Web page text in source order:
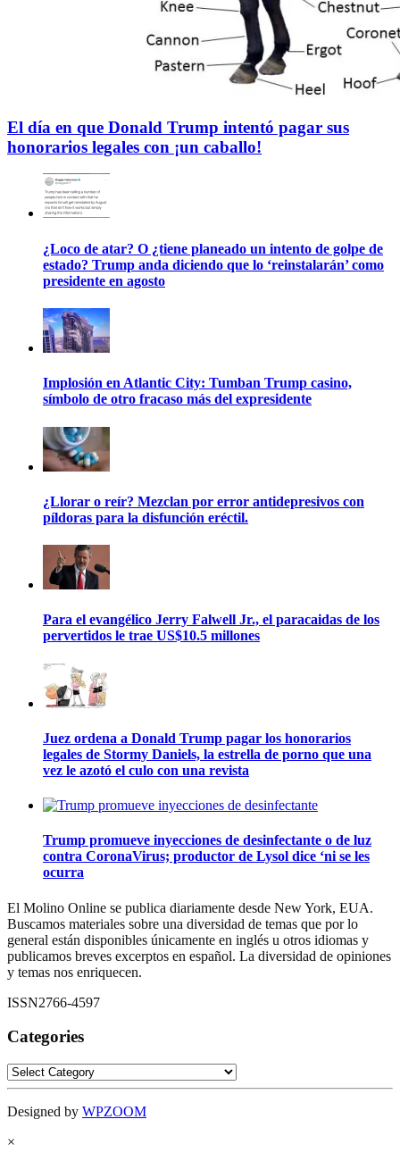
El día en que Donald Trump intentó pagar sus
honorarios legales con ¡un caballo!
¿Loco de atar? O ¿tiene planeado un intento de golpe de
estado? Trump anda diciendo que lo ‘reinstalarán’ como
presidente en agosto
Implosión en Atlantic City: Tumban Trump casino,
símbolo de otro fracaso más del expresidente
¿Llorar o reír? Mezclan por error antidepresivos con
píldoras para la disfunción eréctil.
Para el evangélico Jerry Falwell Jr., el paracaidas de los
pervertidos le trae US$10.5 millones
Juez ordena a Donald Trump pagar los honorarios
legales de Stormy Daniels, la estrella de porno que una
vez le azotó el culo con una revista
Trump promueve inyecciones de desinfectante o de luz
contra CoronaVirus; productor de Lysol dice ‘ni se les
ocurra
El Molino Online se publica diariamente desde New York, EUA.
Buscamos materiales sobre una diversidad de temas que por lo
general están disponibles únicamente en inglés u otros idiomas y
publicamos breves excerptos en español. La diversidad de opiniones
y temas nos enriquecen.
ISSN2766-4597
Categories
Categories
Designed by WPZOOM
×